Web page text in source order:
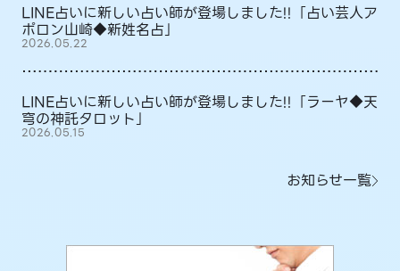
LINE占いに新しい占い師が登場しました!!「占い芸人ア
ポロン山崎◆新姓名占」
2026.05.22
LINE占いに新しい占い師が登場しました!!「ラーヤ◆天
穹の神託タロット」
2026.05.15
お知らせ一覧